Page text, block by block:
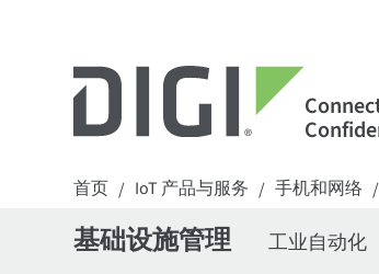
首页 / IoT 产品与服务 / 手机和网络 /
基础设施管理 工业自动化